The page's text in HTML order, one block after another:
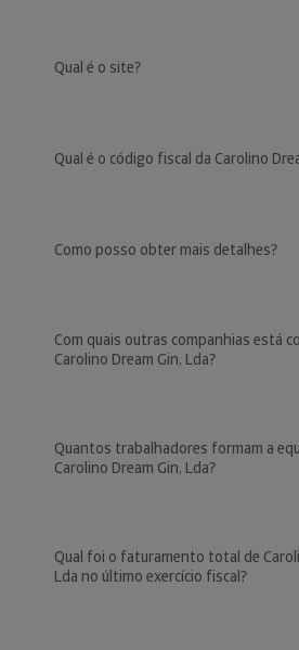
Qual é o site?
Qual é o código fiscal da Carolino
Como posso obter mais detalhes?
Com quais outras companhias está
Carolino Dream Gin, Lda?
Quantos trabalhadores formam a
Carolino Dream Gin, Lda?
Qual foi o faturamento total de
Lda no último exercício fiscal?